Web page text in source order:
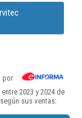
por
2023 y 2024 de
sus ventas: